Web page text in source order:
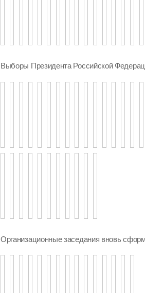
Выборы Президента Российской
Организационные заседания вновь